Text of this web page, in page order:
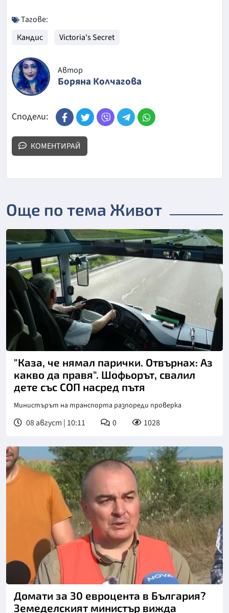
Тагове:
Кандис
Victoria's Secret
Автор
Боряна Колчагова
Сподели:
КОМЕНТИРАЙ
Още по тема Живот
"Каза, че нямал парички. Отвърнах: Аз
какво да правя". Шофьорът, свалил
дете със СОП насред пътя
Министърът на транспорта разпореди проверка
08 август | 10:11 0 1028
Снимка: Нова телевизия
Домати за 30 евроцента в България?
Земеделският министър вижда